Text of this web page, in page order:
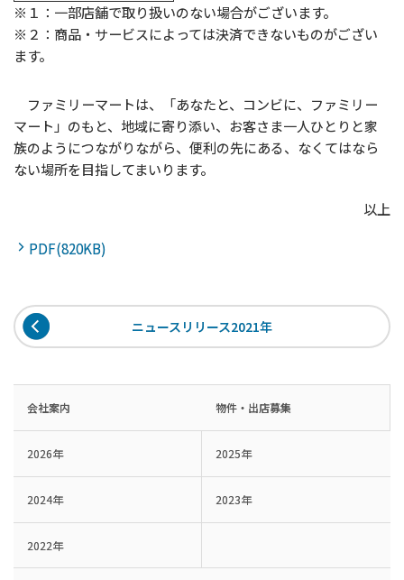
※１：一部店舗で取り扱いのない場合がございます。
※２：商品・サービスによっては決済できないものがござい
ます。
ファミリーマートは、「あなたと、コンビに、ファミリー
マート」のもと、地域に寄り添い、お客さま一人ひとりと家
族のようにつながりながら、便利の先にある、なくてはなら
ない場所を目指してまいります。
以上
PDF(820KB)
ニュースリリース2021年
会社案内 物件・出店募集
2026年 2025年
2024年 2023年
2022年